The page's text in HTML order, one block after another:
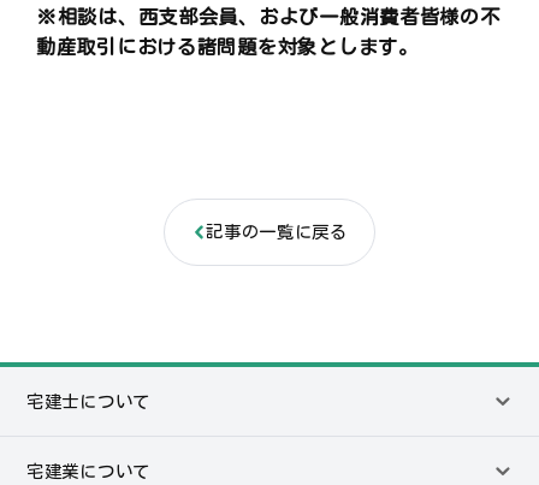
※相談は、西支部会員、および一般消費者皆様の不
動産取引における諸問題を対象とします。
記事の一覧に戻る
宅建士について
宅建業について